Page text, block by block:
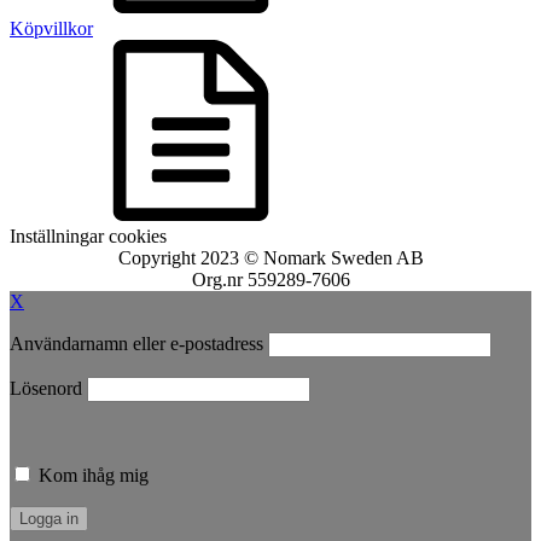
Köpvillkor
Inställningar cookies
Copyright 2023 © Nomark Sweden AB
Org.nr 559289-7606
X
Användarnamn eller e-postadress
Lösenord
Kom ihåg mig